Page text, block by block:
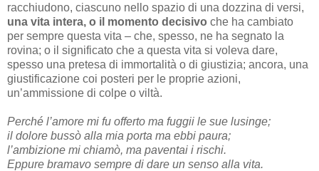
racchiudono, ciascuno nello spazio di una dozzina di versi,
una vita intera, o il momento decisivo che ha cambiato
per sempre questa vita – che, spesso, ne ha segnato la
rovina; o il significato che a questa vita si voleva dare,
spesso una pretesa di immortalità o di giustizia; ancora, una
giustificazione coi posteri per le proprie azioni,
un’ammissione di colpe o viltà.
Perché l’amore mi fu offerto ma fuggii le sue lusinge;
il dolore bussò alla mia porta ma ebbi paura;
l’ambizione mi chiamò, ma paventai i rischi.
Eppure bramavo sempre di dare un senso alla vita.